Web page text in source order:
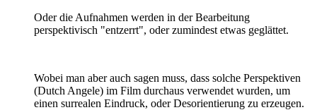
Oder die Aufnahmen werden in der Bearbeitung
perspektivisch "entzerrt", oder zumindest etwas geglättet.
Wobei man aber auch sagen muss, dass solche Perspektiven
(Dutch Angele) im Film durchaus verwendet wurden, um
einen surrealen Eindruck, oder Desorientierung zu erzeugen.